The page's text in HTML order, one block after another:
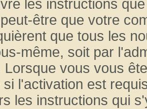
les instructions
être que votre
que tous les
même, soit par
Lorsque vous vous
l'activation est
les instructions qui